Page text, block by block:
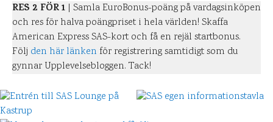
RES 2 FÖR 1 | Samla EuroBonus-poäng på vardagsinköpen
och res för halva poängpriset i hela världen! Skaffa
American Express SAS-kort och få en rejäl startbonus.
Följ den här länken för registrering samtidigt som du
gynnar Upplevelsebloggen. Tack!